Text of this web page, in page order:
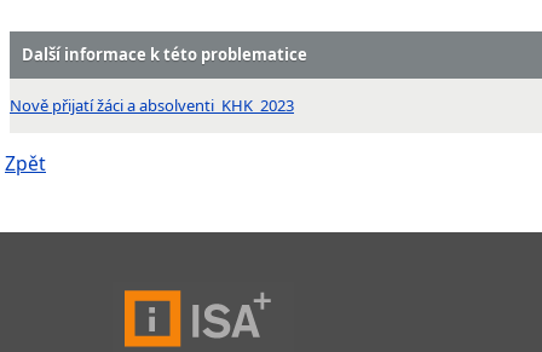
Další informace k této problematice
Nově přijatí žáci a absolventi_KHK_2023
Zpět